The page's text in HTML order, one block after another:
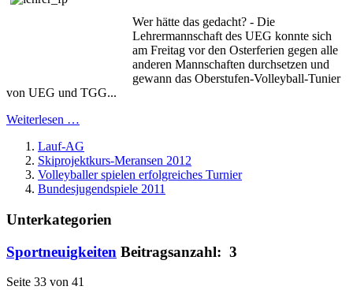
Wer hätte das gedacht? - Die
Lehrermannschaft des UEG konnte sich
am Freitag vor den Osterferien gegen alle
anderen Mannschaften durchsetzen und
gewann das Oberstufen-Volleyball-Tunier
von UEG und TGG...
Weiterlesen …
Lauf-AG
Skiprojektkurs-Meransen 2012
Volleyballer spielen erfolgreiches Turnier
Bundesjugendspiele 2011
Unterkategorien
Sportneuigkeiten Beitragsanzahl: 3
Seite 33 von 41